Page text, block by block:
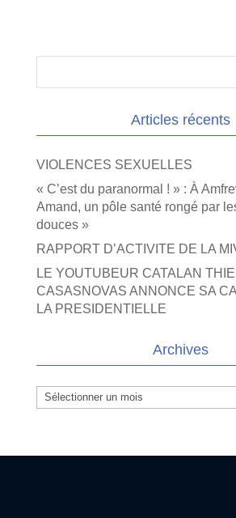
Articles récents
VIOLENCES SEXUELLES
« C’est du paranormal ! » : À
Amand, un pôle santé rongé par
douces »
RAPPORT D’ACTIVITE DE LA
LE YOUTUBEUR CATALAN
CASASNOVAS ANNONCE SA
LA PRESIDENTIELLE
Archives
Archives